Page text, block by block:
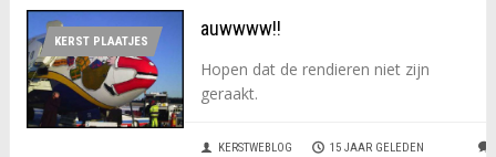
KERST PLAATJES
auwwww!!
Hopen dat de rendieren niet zijn
geraakt.
KERSTWEBLOG 15 JAAR GELEDEN